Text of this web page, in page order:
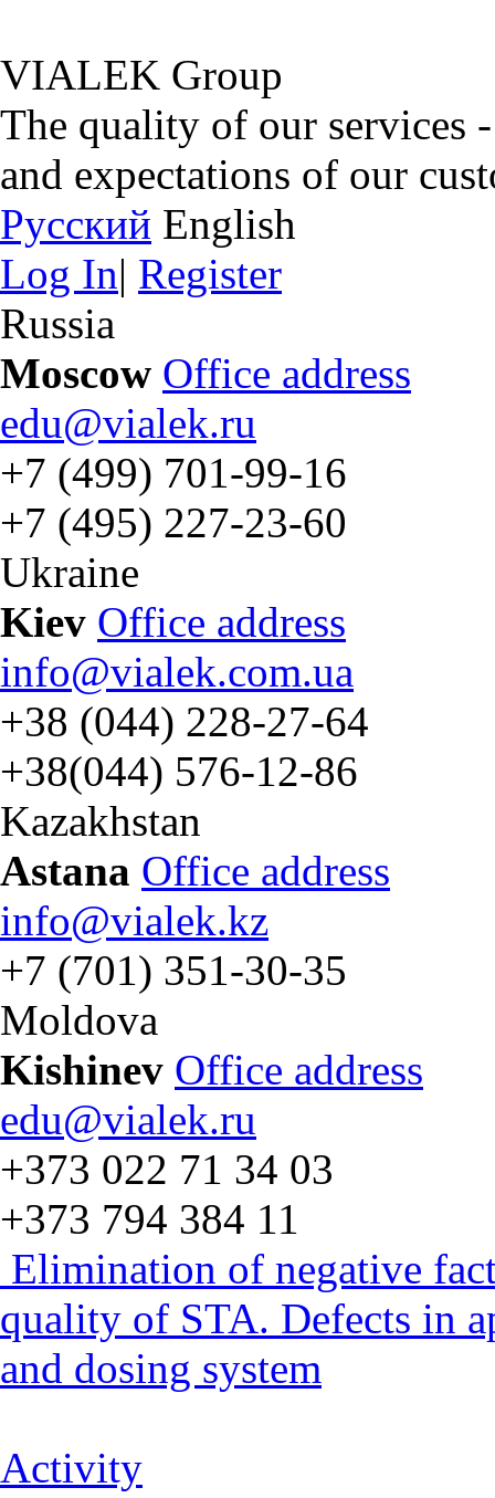
VIALEK Group
The quality of our services
and expectations of our
Русский English
Log In| Register
Russia
Moscow Office address
edu@vialek.ru
+7 (499) 701-99-16
+7 (495) 227-23-60
Ukraine
Kiev Office address
info@vialek.com.ua
+38 (044) 228-27-64
+38(044) 576-12-86
Kazakhstan
Astana Office address
info@vialek.kz
+7 (701) 351-30-35
Moldova
Kishinev Office address
edu@vialek.ru
+373 022 71 34 03
+373 794 384 11
Elimination of negative
quality of STA. Defects in
and dosing system
Activity